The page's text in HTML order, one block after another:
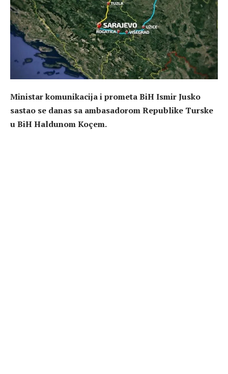
Ministar komunikacija i prometa BiH Ismir Jusko
sastao se danas sa ambasadorom Republike Turske
u BiH Haldunom Koçem.